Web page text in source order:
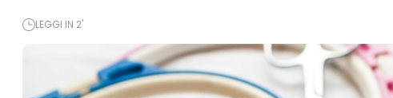
LEGGI IN 2'